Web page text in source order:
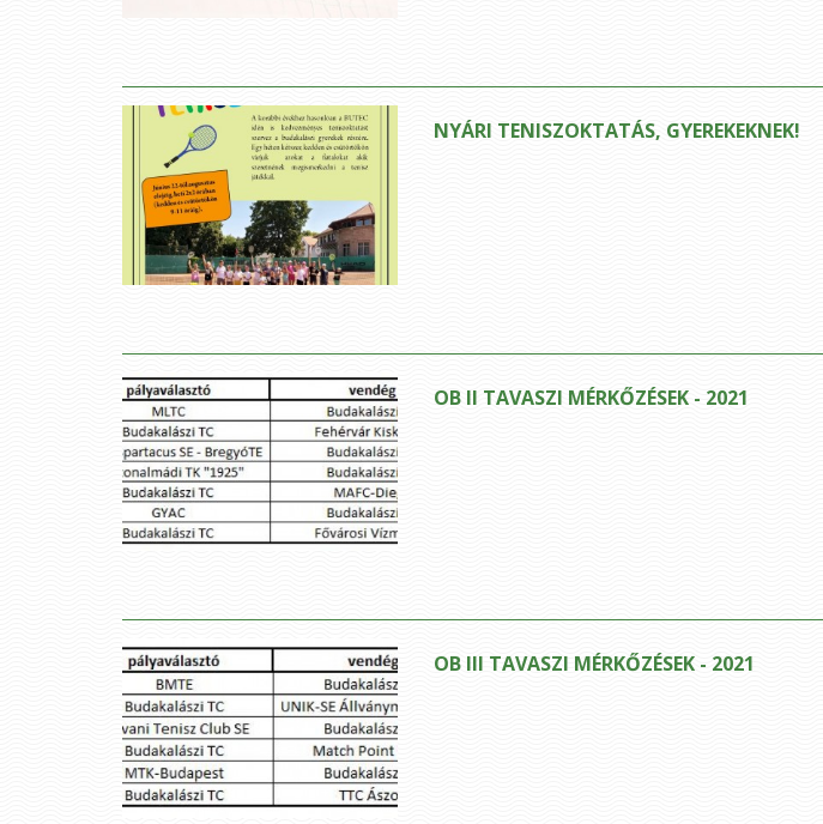
NYÁRI TENISZOKTATÁS, GYEREKEKNEK!
OB II TAVASZI MÉRKŐZÉSEK - 2021
OB III TAVASZI MÉRKŐZÉSEK - 2021